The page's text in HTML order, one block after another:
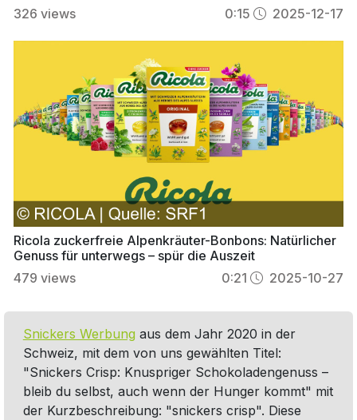
326 views 0:15 2025-12-17
Ricola zuckerfreie Alpenkräuter-Bonbons: Natürlicher
Genuss für unterwegs – spür die Auszeit
479 views 0:21 2025-10-27
Snickers Werbung aus dem Jahr 2020 in der
Schweiz, mit dem von uns gewählten Titel:
"Snickers Crisp: Knuspriger Schokoladengenuss –
bleib du selbst, auch wenn der Hunger kommt" mit
der Kurzbeschreibung: "snickers crisp". Diese